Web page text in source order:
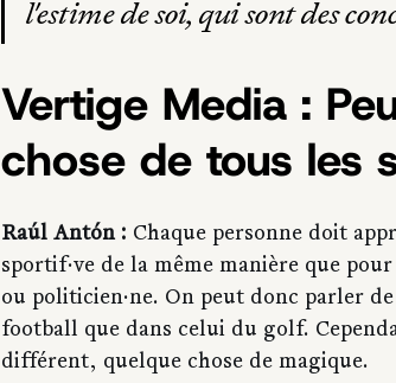
l'estime de soi, qui sont des
Vertige Media :
chose de tous les
Raúl Antón : Chaque personne doit
sportif·ve de la même manière que
ou politicien·ne. On peut donc parler
football que dans celui du golf.
différent, quelque chose de magique.